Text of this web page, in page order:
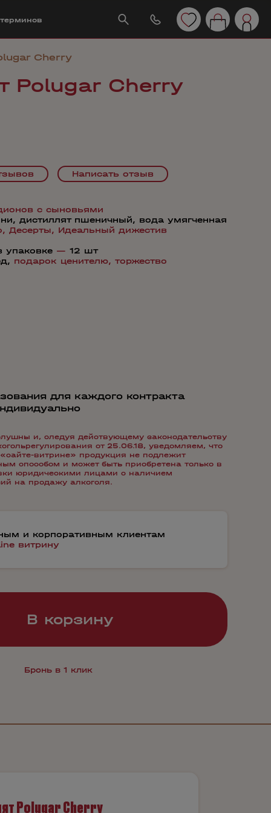
Cherry
Polugar Cherry
Написать отзыв
с сыновьями
дистиллят пшеничный, вода умягченная
Десерты, Идеальный дижестив
упаковке — 12 шт
подарок ценителю, торжество
для каждого контракта
и, следуя действующему законодательству
от 25.06.18, уведомляем, что
витрине» продукция не подлежит
способом и может быть приобретена только в
юридическими лицами с наличием
на продажу алкоголя.
и корпоративным клиентам
витрину
В корзину
Бронь в 1 клик
Polugar Cherry